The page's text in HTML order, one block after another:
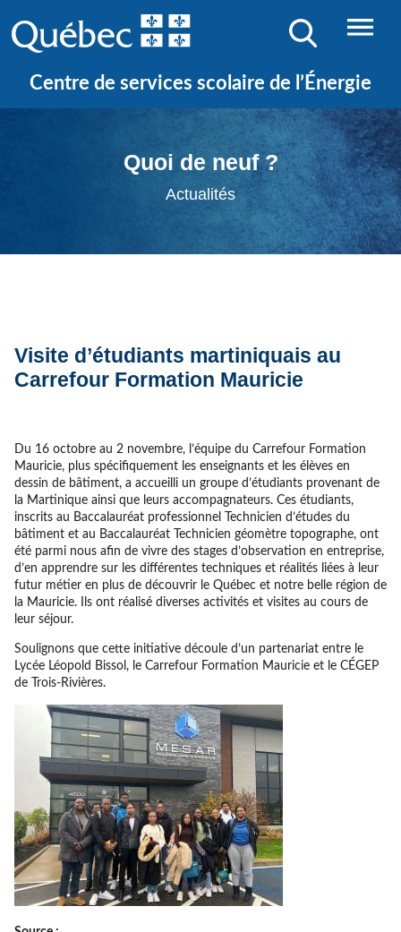
Centre de services scolaire de l’Énergie
Quoi de neuf ?
Actualités
Visite d’étudiants martiniquais au
Carrefour Formation Mauricie
Du 16 octobre au 2 novembre, l’équipe du Carrefour Formation
Mauricie, plus spécifiquement les enseignants et les élèves en
dessin de bâtiment, a accueilli un groupe d’étudiants provenant de
la Martinique ainsi que leurs accompagnateurs. Ces étudiants,
inscrits au Baccalauréat professionnel Technicien d’études du
bâtiment et au Baccalauréat Technicien géomètre topographe, ont
été parmi nous afin de vivre des stages d’observation en entreprise,
d’en apprendre sur les différentes techniques et réalités liées à leur
futur métier en plus de découvrir le Québec et notre belle région de
la Mauricie. Ils ont réalisé diverses activités et visites au cours de
leur séjour.
Soulignons que cette initiative découle d’un partenariat entre le
Lycée Léopold Bissol, le Carrefour Formation Mauricie et le CÉGEP
de Trois-Rivières.